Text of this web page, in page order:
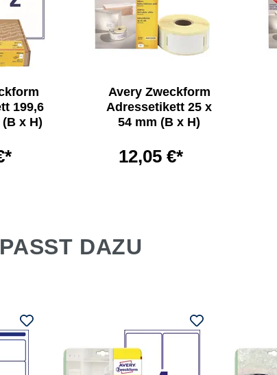
199,6
x H)
Avery Zweckform
Adressetikett 25 x
54 mm (B x H)
12,05 €*
DAZU